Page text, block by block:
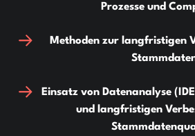
Prozesse und
Methoden zur langfristigen
Einsatz von Datenanalyse
und langfristigen